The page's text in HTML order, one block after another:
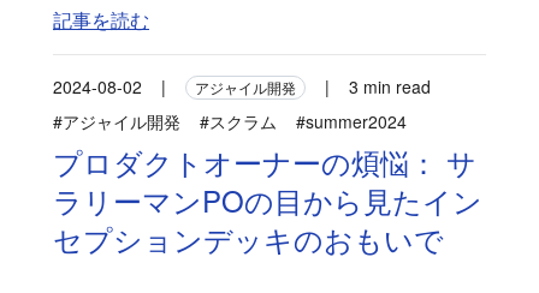
記事を読む
2024-08-02 | アジャイル開発 |
3 min read
#アジャイル開発
#スクラム #summer2024
プロダクトオーナーの煩悩： サ
ラリーマンPOの目から見たイン
セプションデッキのおもいで